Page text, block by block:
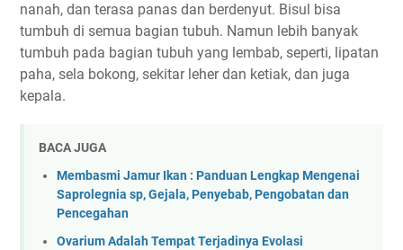
nanah, dan terasa panas dan berdenyut. Bisul bisa
tumbuh di semua bagian tubuh. Namun lebih banyak
tumbuh pada bagian tubuh yang lembab, seperti, lipatan
paha, sela bokong, sekitar leher dan ketiak, dan juga
kepala.
BACA JUGA
Membasmi Jamur Ikan : Panduan Lengkap Mengenai
Saprolegnia sp, Gejala, Penyebab, Pengobatan dan
Pencegahan
Ovarium Adalah Tempat Terjadinya Evolasi